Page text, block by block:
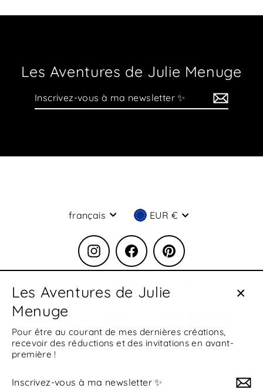
Les Aventures de Julie Menuge
Inscrivez-
vous
Langue
français Devise
EUR €
Instagram Facebook Pinterest
Politique de Confidentialité
Les Aventures de Julie
Menuge
Pour être au courant de mes dernières créations,
recevoir des réductions et des invitations en avant-
première !
Inscrivez-